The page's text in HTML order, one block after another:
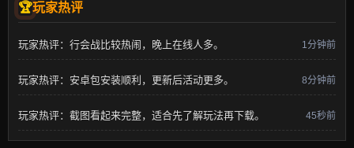
玩家热评
玩家热评：行会战比较热闹，晚上在线人多。 1分钟前
玩家热评：安卓包安装顺利，更新后活动更多。 8分钟前
玩家热评：截图看起来完整，适合先了解玩法再下载。 45秒前